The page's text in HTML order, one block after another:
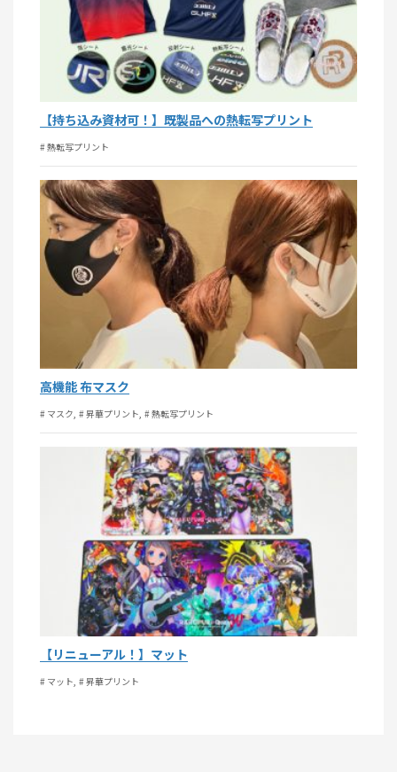
【持ち込み資材可！】既製品への熱転写プリント
# 熱転写プリント
高機能 布マスク
# マスク # 昇華プリント # 熱転写プリント
【リニューアル！】マット
# マット # 昇華プリント